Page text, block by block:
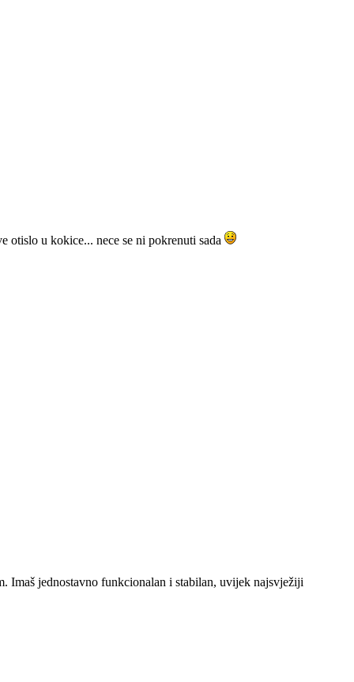
otislo u kokice... nece se ni pokrenuti sada
Imaš jednostavno funkcionalan i stabilan, uvijek najsvježiji